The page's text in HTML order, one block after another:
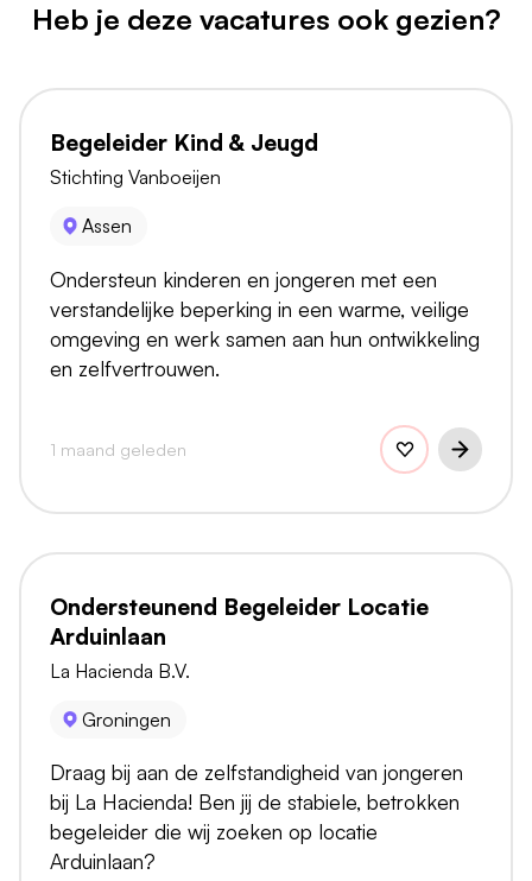
Heb je deze vacatures ook gezien?
Begeleider Kind & Jeugd
Stichting Vanboeijen
Assen
Ondersteun kinderen en jongeren met een
verstandelijke beperking in een warme, veilige
omgeving en werk samen aan hun ontwikkeling
en zelfvertrouwen.
1 maand geleden
Ondersteunend Begeleider Locatie
Arduinlaan
La Hacienda B.V.
Groningen
Draag bij aan de zelfstandigheid van jongeren
bij La Hacienda! Ben jij de stabiele, betrokken
begeleider die wij zoeken op locatie
Arduinlaan?